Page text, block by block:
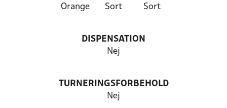
Orange Sort Sort
DISPENSATION
Nej
TURNERINGSFORBEHOLD
Nej